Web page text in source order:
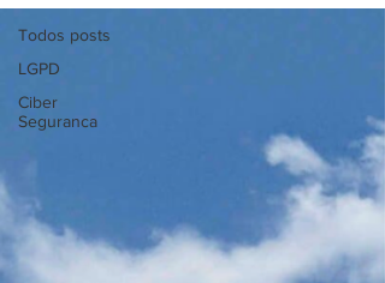
Todos posts
LGPD
Ciber
Seguranca